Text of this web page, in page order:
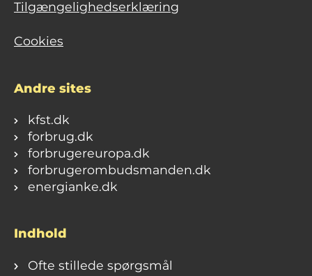
Tilgængelighedserklæring
Cookies
Andre sites
kfst.dk
forbrug.dk
forbrugereuropa.dk
forbrugerombudsmanden.dk
energianke.dk
Indhold
Ofte stillede spørgsmål